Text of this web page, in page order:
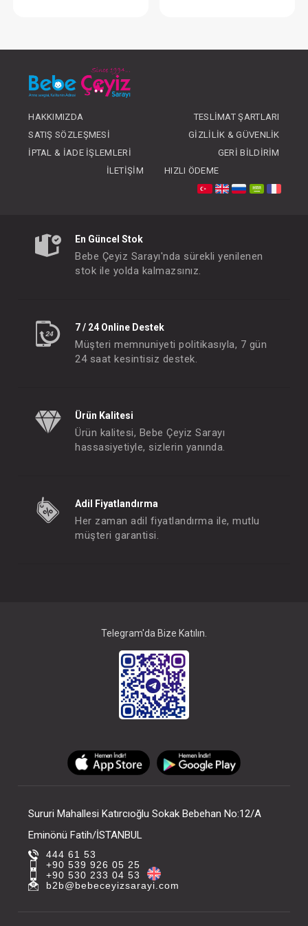
OLUNUZ
HAKKIMIZDA
TESLIMAT ŞARTLARI
SATIŞ SÖZLEŞMESI
GIZLILIK & GÜVENLIK
İPTAL & İADE İŞLEMLERI
GERI BILDIRIM
İLETIŞIM
HIZLI ÖDEME
En Güncel Stok
Bebe Çeyiz Sarayı'nda sürekli yenilenen
stok ile yolda kalmazsınız.
7 / 24 Online Destek
Müşteri memnuniyeti politikasıyla, 7 gün
24 saat kesintisiz destek.
Ürün Kalitesi
Ürün kalitesi, Bebe Çeyiz Sarayı
hassasiyetiyle, sizlerin yanında.
Adil Fiyatlandırma
Her zaman adil fiyatlandırma ile, mutlu
müşteri garantisi.
Telegram'da Bize Katılın.
Sururi Mahallesi Katırcıoğlu Sokak Bebehan No:12/A
Eminönü Fatih/İSTANBUL
444 61 53
+90 539 926 05 25
+90 530 233 04 53
b2b@bebeceyizsarayi.com